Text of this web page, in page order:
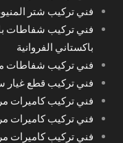
فني تركيب شتر
فني تركيب شفاطات
باكستاني الفروانية
فني تركيب شفاطات
فني تركيب قطع غيار
فني تركيب كاميرات
فني تركيب كاميرات
فني تركيب كاميرات